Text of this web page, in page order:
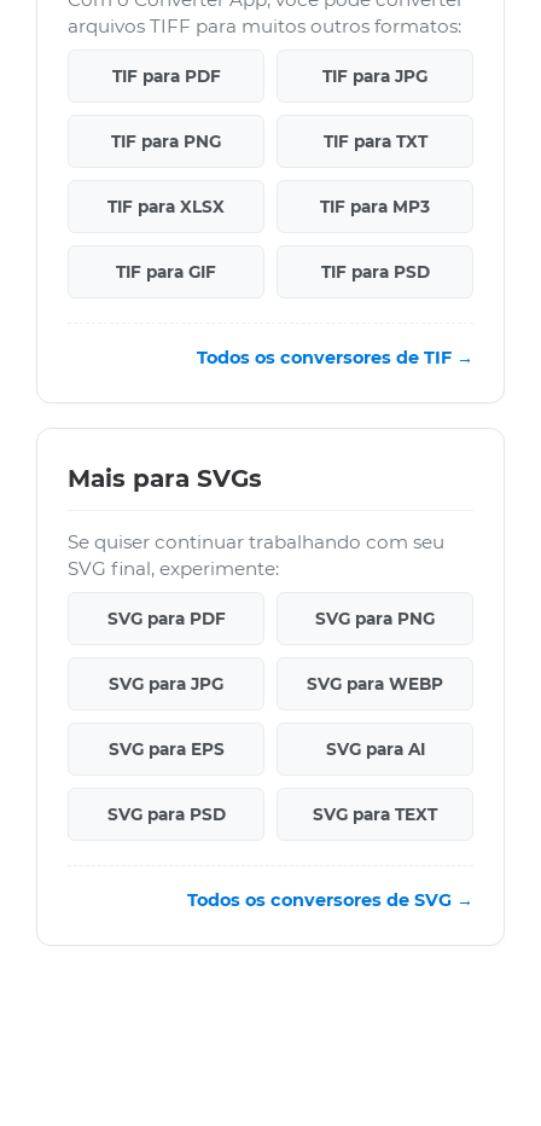
arquivos TIFF para muitos outros formatos:
TIF para PDF TIF para JPG
TIF para PNG TIF para TXT
TIF para XLSX TIF para MP3
TIF para GIF TIF para PSD
Todos os conversores de TIF →
Mais para SVGs
Se quiser continuar trabalhando com seu
SVG final, experimente:
SVG para PDF SVG para PNG
SVG para JPG SVG para WEBP
SVG para EPS SVG para AI
SVG para PSD SVG para TEXT
Todos os conversores de SVG →